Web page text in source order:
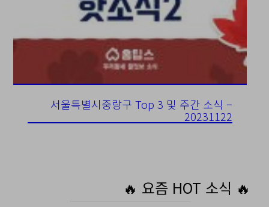
서울특별시중랑구 Top 3 및 주간 소식 –
20231122
🔥 요즘 HOT 소식 🔥